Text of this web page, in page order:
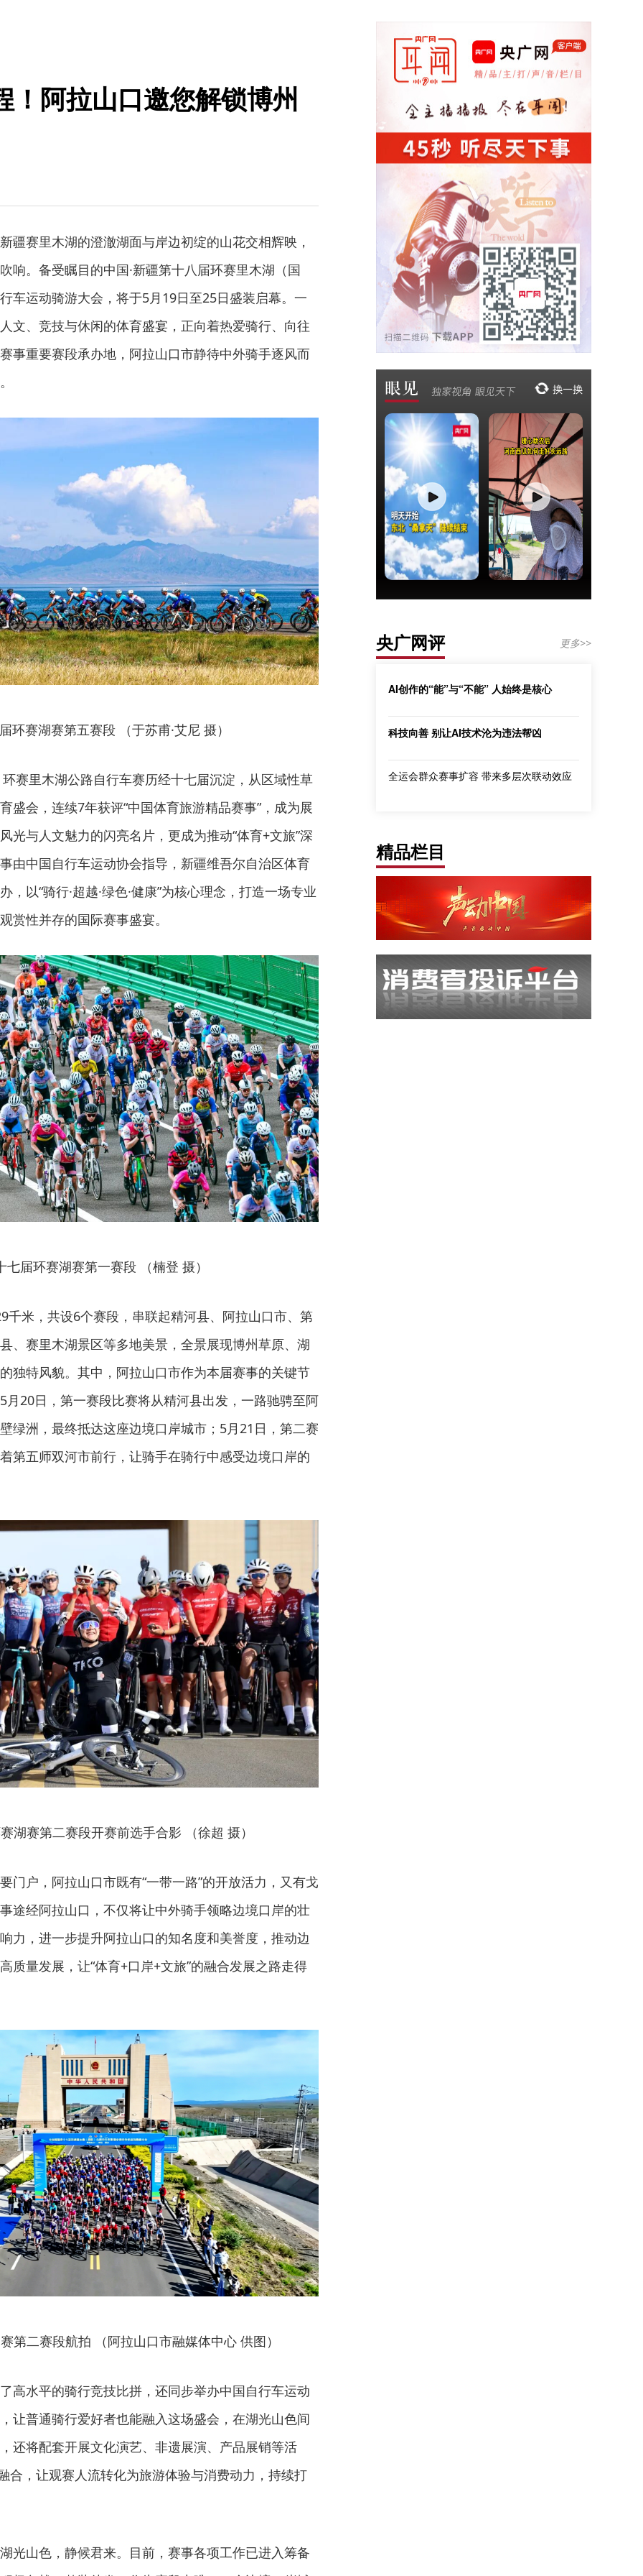
阿拉山口邀您解锁博州
疆赛里木湖的澄澈湖面与岸边初绽的山花交相辉映，
响。备受瞩目的中国·新疆第十八届环赛里木湖（国
车运动骑游大会，将于5月19日至25日盛装启幕。一
文、竞技与休闲的体育盛宴，正向着热爱骑行、向往
事重要赛段承办地，阿拉山口市静待中外骑手逐风而
环赛湖赛第五赛段 （于苏甫·艾尼 摄）
赛里木湖公路自行车赛历经十七届沉淀，从区域性草
盛会，连续7年获评“中国体育旅游精品赛事”，成为展
光与人文魅力的闪亮名片，更成为推动“体育+文旅”深
由中国自行车运动协会指导，新疆维吾尔自治区体育
，以“骑行·超越·绿色·健康”为核心理念，打造一场专业
赏性并存的国际赛事盛宴。
七届环赛湖赛第一赛段 （楠登 摄）
千米，共设6个赛段，串联起精河县、阿拉山口市、第
、赛里木湖景区等多地美景，全景展现博州草原、湖
独特风貌。其中，阿拉山口市作为本届赛事的关键节
月20日，第一赛段比赛将从精河县出发，一路驰骋至阿
绿洲，最终抵达这座边境口岸城市；5月21日，第二赛
第五师双河市前行，让骑手在骑行中感受边境口岸的
湖赛第二赛段开赛前选手合影 （徐超 摄）
门户，阿拉山口市既有“一带一路”的开放活力，又有戈
途经阿拉山口，不仅将让中外骑手领略边境口岸的壮
力，进一步提升阿拉山口的知名度和美誉度，推动边
质量发展，让“体育+口岸+文旅”的融合发展之路走得
第二赛段航拍 （阿拉山口市融媒体中心 供图）
高水平的骑行竞技比拼，还同步举办中国自行车运动
让普通骑行爱好者也能融入这场盛会，在湖光山色间
还将配套开展文化演艺、非遗展演、产品展销等活
合，让观赛人流转化为旅游体验与消费动力，持续打
光山色，静候君来。目前，赛事各项工作已进入筹备
央广网评 更多>>
AI创作的“能”与“不能” 人始终是核心
科技向善 别让AI技术沦为违法帮凶
全运会群众赛事扩容 带来多层次联动效应
精品栏目